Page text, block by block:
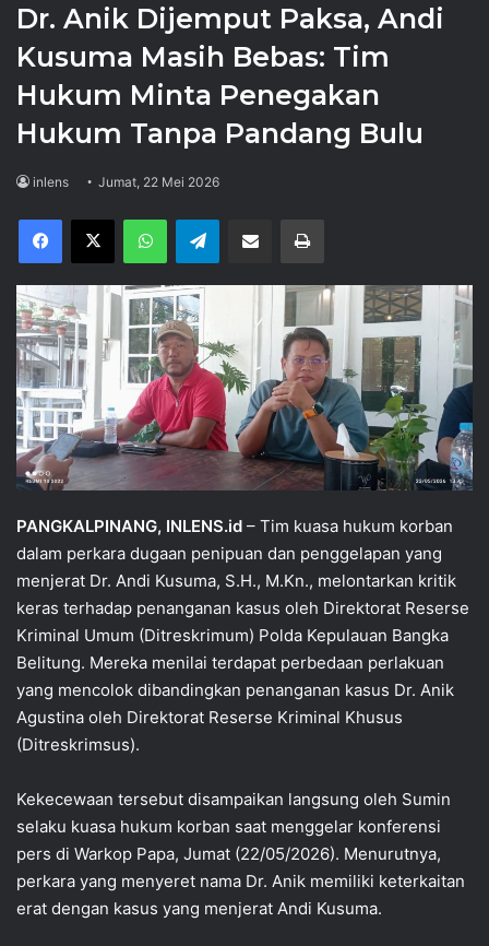
Dr. Anik Dijemput Paksa, Andi
Kusuma Masih Bebas: Tim
Hukum Minta Penegakan
Hukum Tanpa Pandang Bulu
inlens Jumat, 22 Mei 2026
Facebook
X WhatsAppTelegram Share via Email Print
PANGKALPINANG, INLENS.id – Tim kuasa hukum korban
dalam perkara dugaan penipuan dan penggelapan yang
menjerat Dr. Andi Kusuma, S.H., M.Kn., melontarkan kritik
keras terhadap penanganan kasus oleh Direktorat Reserse
Kriminal Umum (Ditreskrimum) Polda Kepulauan Bangka
Belitung. Mereka menilai terdapat perbedaan perlakuan
yang mencolok dibandingkan penanganan kasus Dr. Anik
Agustina oleh Direktorat Reserse Kriminal Khusus
(Ditreskrimsus).
Kekecewaan tersebut disampaikan langsung oleh Sumin
selaku kuasa hukum korban saat menggelar konferensi
pers di Warkop Papa, Jumat (22/05/2026). Menurutnya,
perkara yang menyeret nama Dr. Anik memiliki keterkaitan
erat dengan kasus yang menjerat Andi Kusuma.